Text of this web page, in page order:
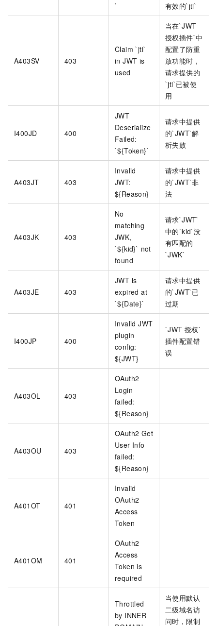
`
有效的`jti`
A403SV 403
Claim `jti`
in JWT is
used
当在`JWT
授权插件`中
配置了防重
放功能时，
请求提供的
`jti`已被使
用
I400JD 400
JWT
Deserialize
Failed:
`${Token}`
请求中提供
的`JWT`解
析失败
A403JT 403
Invalid
JWT:
${Reason}
请求中提供
的`JWT`非
法
A403JK 403
No
matching
JWK,
`${kid}` not
found
请求`JWT`
中的`kid`没
有匹配的
`JWK`
A403JE 403
JWT is
expired at
`${Date}`
请求中提供
的`JWT`已
过期
I400JP 400
Invalid JWT
plugin
config:
${JWT}
`JWT 授权`
插件配置错
误
A403OL 403
OAuth2
Login
failed:
${Reason}
A403OU 403
OAuth2 Get
User Info
failed:
${Reason}
A401OT 401
Invalid
OAuth2
Access
Token
A401OM 401
OAuth2
Access
Token is
required
Throttled
by INNER
当使用默认
二级域名访
问时，限制